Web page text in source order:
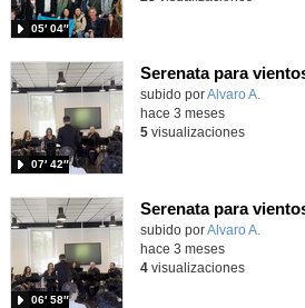
05′ 04″
Contenido educativo.
subido porAlvaro A.
07′ 42″
hace 3 meses
5visualizaciones
Contenido educativo.
subido porAlvaro A.
06′ 58″
hace 3 meses
4visualizaciones